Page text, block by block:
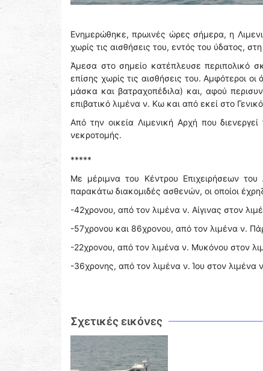
Ενημερώθηκε, πρωινές ώρες σήμερα, η
χωρίς τις αισθήσεις του, εντός του ύδατος,
Άμεσα στο σημείο κατέπλευσε περιπολικό
επίσης χωρίς τις αισθήσεις του. Αμφότεροι
μάσκα και βατραχοπέδιλα) και, αφού
επιβατικό λιμένα ν. Κω και από εκεί στο
Από την οικεία Λιμενική Αρχή που
νεκροτομής.
*****
Με μέριμνα του Κέντρου Επιχειρήσεων
παρακάτω διακομιδές ασθενών, οι οποίοι
-42χρονου, από τον λιμένα ν. Αίγινας στον
-57χρονου και 86χρονου, από τον λιμένα ν.
-22χρονου, από τον λιμένα ν. Μυκόνου στον
-36χρονης, από τον λιμένα ν. Ίου στον
Σχετικές εικόνες